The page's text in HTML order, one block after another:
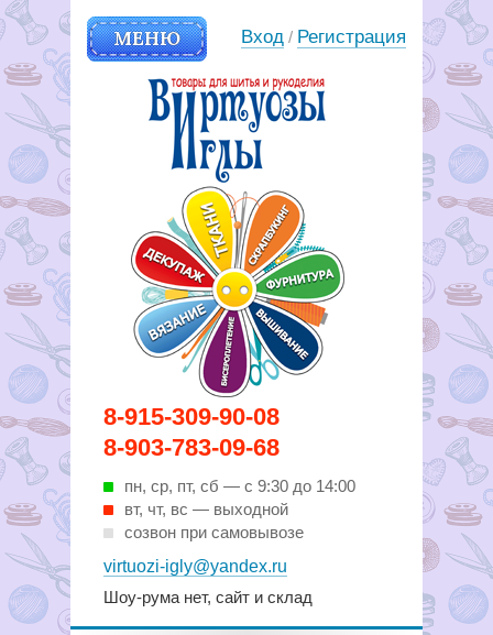
8-915-309-90-08
8-903-783-09-68
пн, ср, пт, cб — с 9:30 до 14:00
вт, чт, вс — выходной
созвон при самовывозе
virtuozi-igly@yandex.ru
Шоу-рума нет, сайт и склад
МЕНЮ
Вирутозы иглы. Товары для
шитья и рукоделья
Вход / Регистрация